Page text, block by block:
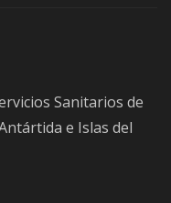
Sanitarios de
e Islas del